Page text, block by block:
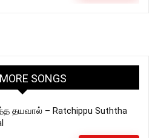
MORE SONGS
தயவால் – Ratchippu Suththa